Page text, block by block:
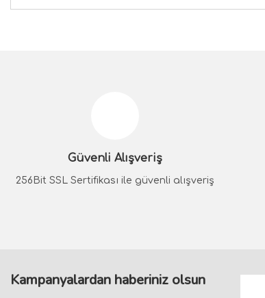
Ürün bilgilerinde hatalar bulunuyor.
Ürün fiyatı diğer sitelerden daha pahalı.
Güvenli Alışveriş
256Bit SSL Sertifikası ile güvenli alışveriş
Kampanyalardan haberiniz olsun